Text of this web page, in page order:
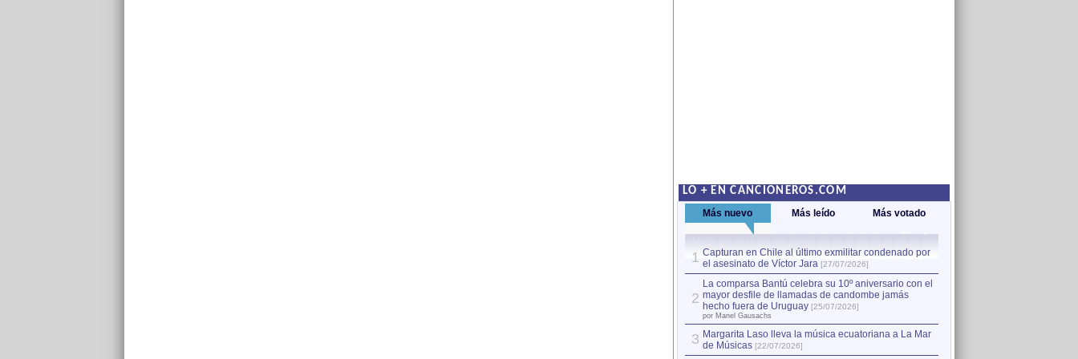
LO + EN CANCIONEROS.COM
Más nuevo Más leído Más votado
1 Capturan en Chile al último exmilitar condenado por
el asesinato de Víctor Jara [27/07/2026]
2
La comparsa Bantú celebra su 10º aniversario con el
mayor desfile de llamadas de candombe jamás
hecho fuera de Uruguay [25/07/2026]
por Manel Gausachs
3 Margarita Laso lleva la música ecuatoriana a La Mar
de Músicas [22/07/2026]